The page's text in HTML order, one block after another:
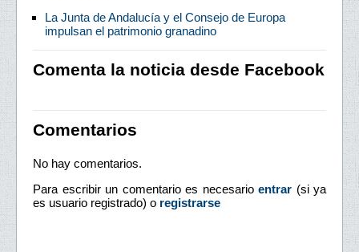
La Junta de Andalucía y el Consejo de Europa
impulsan el patrimonio granadino
Comenta la noticia desde Facebook
Comentarios
No hay comentarios.
Para escribir un comentario es necesario entrar (si ya
es usuario registrado) o registrarse